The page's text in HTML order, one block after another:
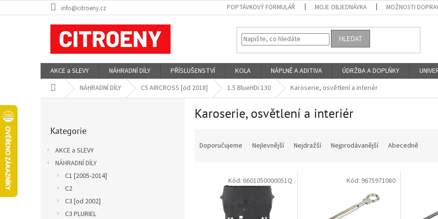
na
info@citroeny.cz POPTÁVKOVÝ FORMULÁŘ MOJE OBJEDNÁVKA MOŽNOSTI
HLEDAT
AKCE a SLEVY NÁHRADNÍ DÍLY PŘÍSLUŠENSTVÍ KOLA NÁPLNĚ A ADITIVA ÚDRŽBA A DOPLŇKY
Domů NÁHRADNÍ DÍLY C5 AIRCROSS [od 2018] 1.5 BlueHDi 130 Karoserie, osvětlení a interiér
kategorie
Kategorie
AKCE a SLEVY
NÁHRADNÍ DÍLY
C1 [2005-2014]
C2
C3 [od 2002]
C3 PLURIEL
Karoserie, osvětlení a interiér
Doporučujeme Nejlevnější Nejdražší Nejprodávanější Abecedně
Kód: 6601050000051Q Kód: 9675971080